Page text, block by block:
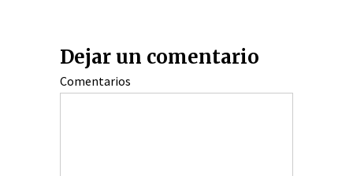
Dejar un comentario
Comentarios